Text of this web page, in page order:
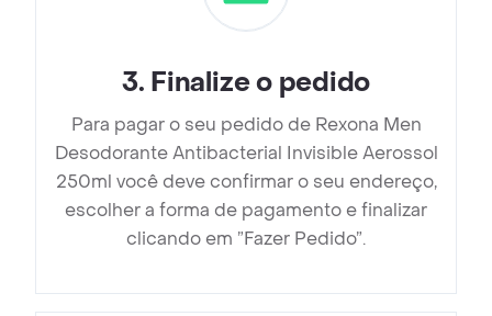
3. Finalize o pedido
Para pagar o seu pedido de Rexona Men
Desodorante Antibacterial Invisible Aerossol
250ml você deve confirmar o seu endereço,
escolher a forma de pagamento e finalizar
clicando em ”Fazer Pedido”.